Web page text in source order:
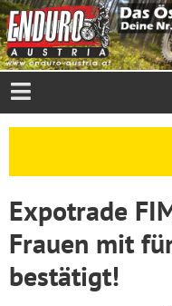
Expotrade
Frauen mit
bestätigt!